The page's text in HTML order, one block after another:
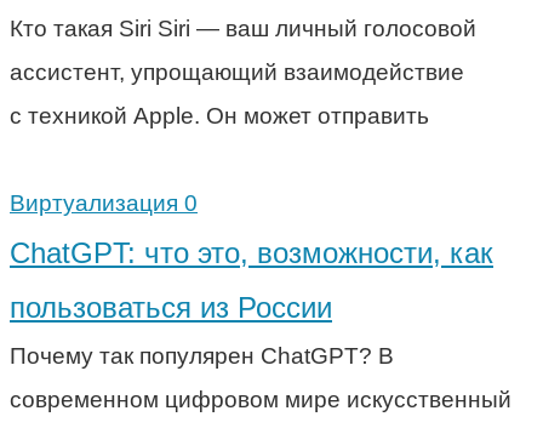
Кто такая Siri Siri — ваш личный голосовой
ассистент, упрощающий взаимодействие
с техникой Apple. Он может отправить
Виртуализация 0
ChatGPT: что это, возможности, как
пользоваться из России
Почему так популярен ChatGPT? В
современном цифровом мире искусственный